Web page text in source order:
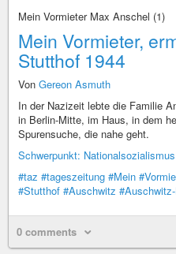
Mein Vormieter Max Anschel (1)
Mein Vormieter,
Stutthof 1944
Von Gereon Asmuth
In der Nazizeit lebte die Familie
in Berlin-Mitte, im Haus, in dem
Spurensuche, die nahe geht.
Schwerpunkt: Nationalsozialismus
#taz #tageszeitung #Mein
#Stutthof #Auschwitz
0 comments